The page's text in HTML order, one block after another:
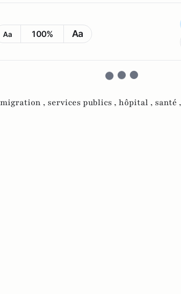
Aa 100% Aa
, services publics , hôpital , santé ,